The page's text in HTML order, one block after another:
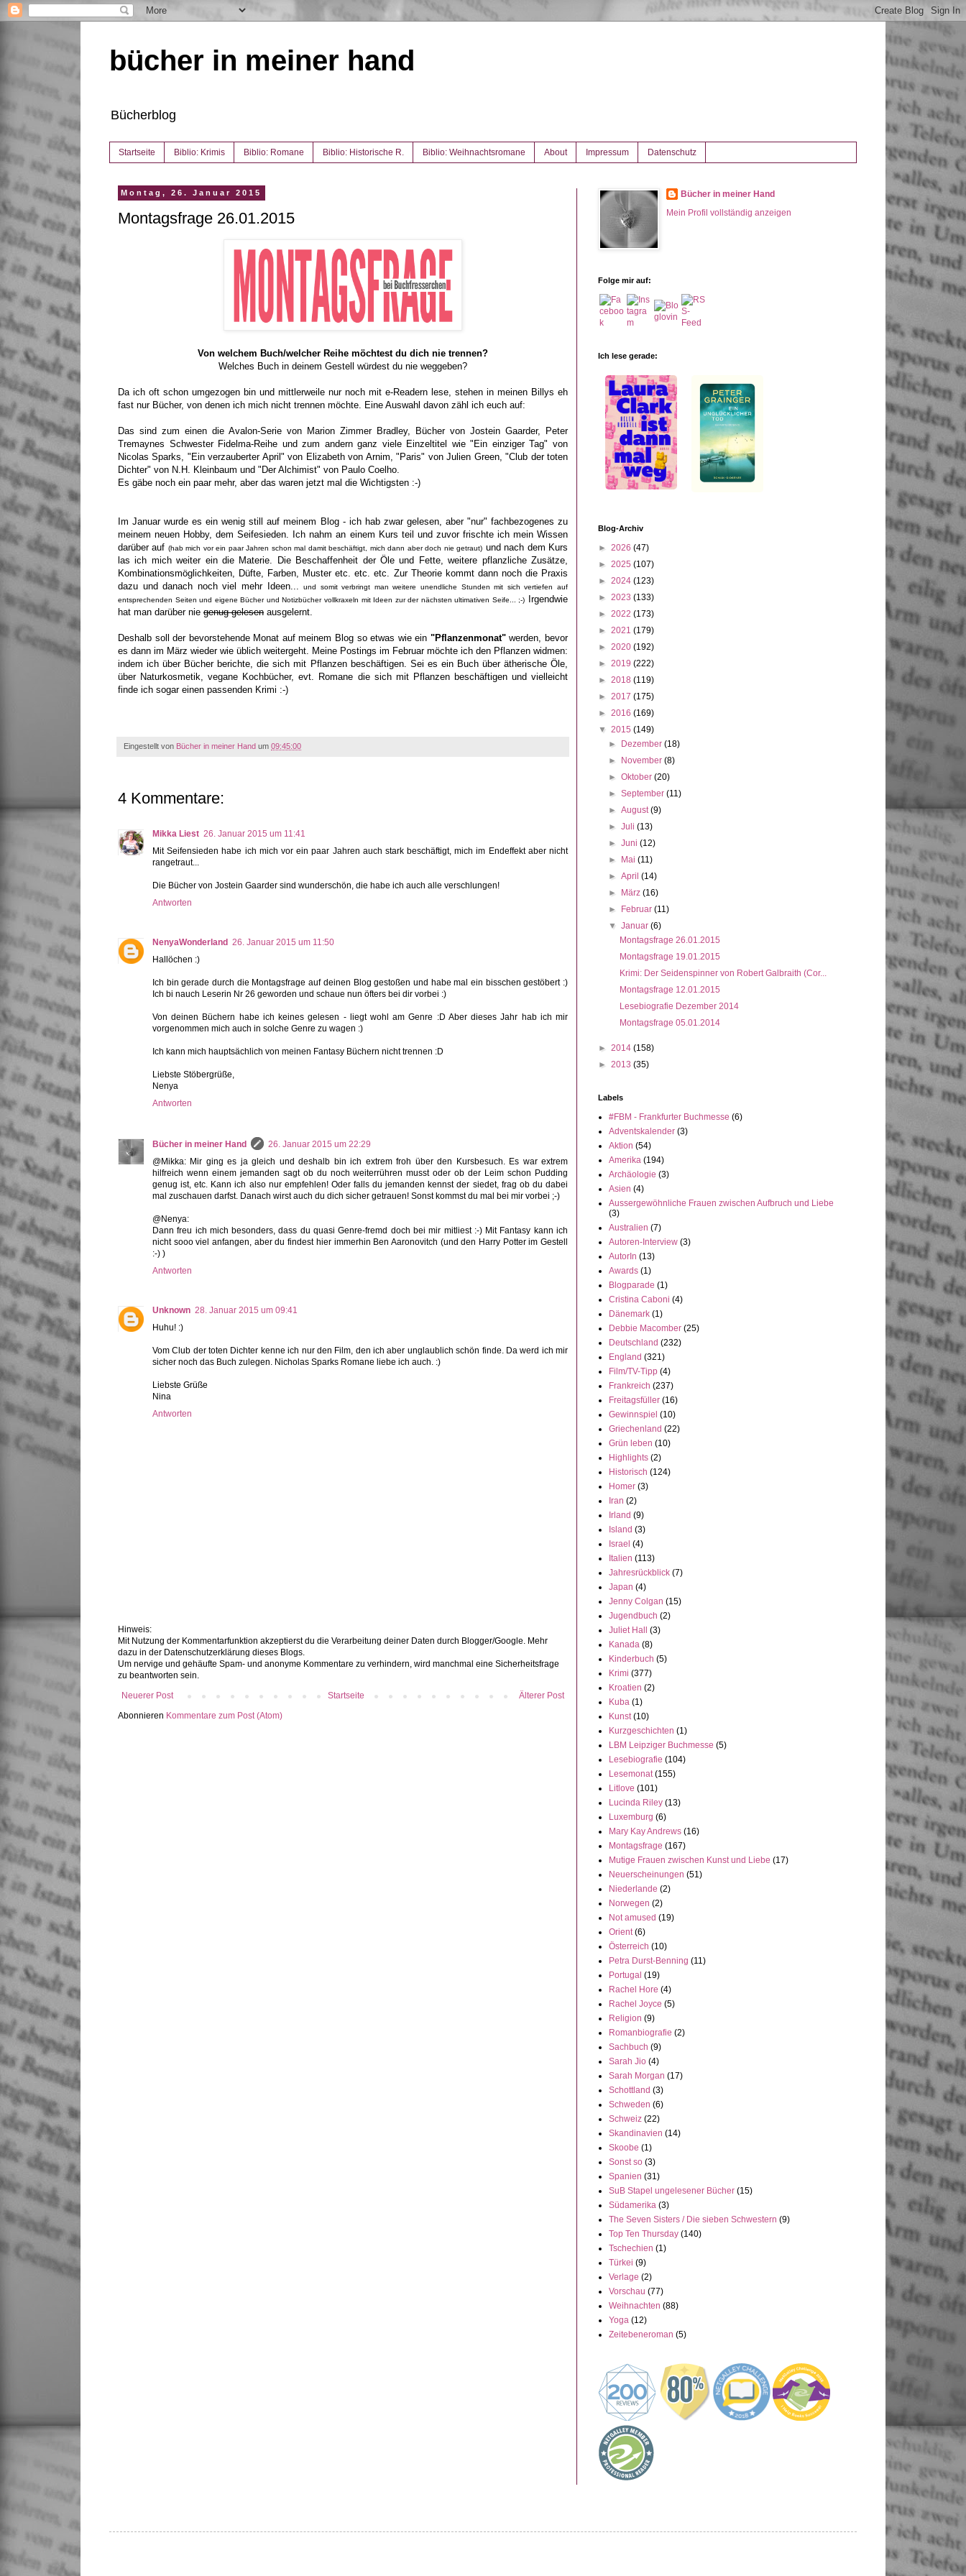
bücher in meiner hand
Bücherblog
Startseite Biblio: Krimis Biblio: Romane Biblio: Historische R. Biblio: Weihnachtsromane About Impressum Datenschutz
Montag, 26. Januar 2015
Montagsfrage 26.01.2015
Von welchem Buch/welcher Reihe möchtest du dich nie trennen?
Welches Buch in deinem Gestell würdest du nie weggeben?
Da ich oft schon umgezogen bin und mittlerweile nur noch mit e-Readern lese, stehen in meinen Billys eh
fast nur Bücher, von denen ich mich nicht trennen möchte. Eine Auswahl davon zähl ich euch auf:
Das sind zum einen die Avalon-Serie von Marion Zimmer Bradley, Bücher von Jostein Gaarder, Peter
Tremaynes Schwester Fidelma-Reihe und zum andern ganz viele Einzeltitel wie "Ein einziger Tag" von
Nicolas Sparks, "Ein verzauberter April" von Elizabeth von Arnim, "Paris" von Julien Green, "Club der toten
Dichter" von N.H. Kleinbaum und "Der Alchimist" von Paulo Coelho.
Es gäbe noch ein paar mehr, aber das waren jetzt mal die Wichtigsten :-)
Im Januar wurde es ein wenig still auf meinem Blog - ich hab zwar gelesen, aber "nur" fachbezogenes zu
meinem neuen Hobby, dem Seifesieden. Ich nahm an einem Kurs teil und zuvor frischte ich mein Wissen
darüber auf (hab mich vor ein paar Jahren schon mal damit beschäftigt, mich dann aber doch nie getraut) und nach dem Kurs
las ich mich weiter ein die Materie. Die Beschaffenheit der Öle und Fette, weitere pflanzliche Zusätze,
Kombinationsmöglichkeiten, Düfte, Farben, Muster etc. etc. etc. Zur Theorie kommt dann noch die Praxis
dazu und danach noch viel mehr Ideen...und somit verbringt man weitere unendliche Stunden mit sich vertiefen auf
entsprechenden Seiten und eigene Bücher und Notizbücher vollkraxeln mit Ideen zur der nächsten ultimativen Seife... ;-)
Irgendwie
hat man darüber nie genug gelesen ausgelernt.
Deshalb soll der bevorstehende Monat auf meinem Blog so etwas wie ein "Pflanzenmonat"werden, bevor
es dann im März wieder wie üblich weitergeht. Meine Postings im Februar möchte ich den Pflanzen widmen:
indem ich über Bücher berichte, die sich mit Pflanzen beschäftigen. Sei es ein Buch über ätherische Öle,
über Naturkosmetik, vegane Kochbücher, evt. Romane die sich mit Pflanzen beschäftigen und vielleicht
finde ich sogar einen passenden Krimi :-)
Eingestellt von Bücher in meiner Hand um 09:45:00
4 Kommentare:
Mikka Liest 26. Januar 2015 um 11:41
Mit Seifensieden habe ich mich vor ein paar Jahren auch stark beschäftigt, mich im Endeffekt aber nicht
rangetraut...
Die Bücher von Jostein Gaarder sind wunderschön, die habe ich auch alle verschlungen!
Antworten
NenyaWonderland 26. Januar 2015 um 11:50
Hallöchen :)
Ich bin gerade durch die Montagsfrage auf deinen Blog gestoßen und habe mal ein bisschen gestöbert :)
Ich bi nauch Leserin Nr 26 geworden und schaue nun öfters bei dir vorbei :)
Von deinen Büchern habe ich keines gelesen - liegt wohl am Genre :D Aber dieses Jahr hab ich mir
vorgenommen mich auch in solche Genre zu wagen :)
Ich kann mich hauptsächlich von meinen Fantasy Büchern nicht trennen :D
Liebste Stöbergrüße,
Nenya
Antworten
Bücher in meiner Hand
26. Januar 2015 um 22:29
@Mikka: Mir ging es ja gleich und deshalb bin ich extrem froh über den Kursbesuch. Es war extrem
hilfreich wenn einem jemanden sagt ob du noch weiterrühren musst oder ob der Leim schon Pudding
genug ist, etc. Kann ich also nur empfehlen! Oder falls du jemanden kennst der siedet, frag ob du dabei
mal zuschauen darfst. Danach wirst auch du dich sicher getrauen! Sonst kommst du mal bei mir vorbei ;-)
@Nenya:
Dann freu ich mich besonders, dass du quasi Genre-fremd doch bei mir mitliest :-) Mit Fantasy kann ich
nicht sooo viel anfangen, aber du findest hier immerhin Ben Aaronovitch (und den Harry Potter im Gestell
:-) )
Antworten
Unknown 28. Januar 2015 um 09:41
Huhu! :)
Vom Club der toten Dichter kenne ich nur den Film, den ich aber unglaublich schön finde. Da werd ich mir
sicher noch das Buch zulegen. Nicholas Sparks Romane liebe ich auch. :)
Liebste Grüße
Nina
Antworten
Hinweis:
Mit Nutzung der Kommentarfunktion akzeptierst du die Verarbeitung deiner Daten durch Blogger/Google. Mehr
dazu in der Datenschutzerklärung dieses Blogs.
Um nervige und gehäufte Spam- und anonyme Kommentare zu verhindern, wird manchmal eine Sicherheitsfrage
zu beantworten sein.
Neuerer Post
Älterer Post
Startseite
Abonnieren Kommentare zum Post (Atom)
Bücher in meiner Hand
Mein Profil vollständig anzeigen
Folge mir auf:
Ich lese gerade:
Blog-Archiv
► 2026 (47)
► 2025 (107)
► 2024 (123)
► 2023 (133)
► 2022 (173)
► 2021 (179)
► 2020 (192)
► 2019 (222)
► 2018 (119)
► 2017 (175)
► 2016 (169)
▼ 2015 (149)
►
Dezember(18)
►
November(8)
►Oktober(20)
►September(11)
►August(9)
►Juli(13)
►Juni(12)
►
Mai(11)
►April(14)
►
März(16)
►
Februar(11)
▼Januar(6)
Montagsfrage 26.01.2015
Montagsfrage 19.01.2015
Krimi: Der Seidenspinner von Robert Galbraith (Cor...
Montagsfrage 12.01.2015
Lesebiografie Dezember 2014
Montagsfrage 05.01.2014
► 2014 (158)
► 2013 (35)
Labels
#FBM - Frankfurter Buchmesse (6)
Adventskalender (3)
Aktion (54)
Amerika (194)
Archäologie (3)
Asien (4)
Aussergewöhnliche Frauen zwischen Aufbruch und Liebe
(3)
Australien (7)
Autoren-Interview (3)
AutorIn (13)
Awards (1)
Blogparade (1)
Cristina Caboni (4)
Dänemark (1)
Debbie Macomber (25)
Deutschland (232)
England (321)
Film/TV-Tipp (4)
Frankreich (237)
Freitagsfüller (16)
Gewinnspiel (10)
Griechenland (22)
Grün leben (10)
Highlights (2)
Historisch (124)
Homer (3)
Iran (2)
Irland (9)
Island (3)
Israel (4)
Italien (113)
Jahresrückblick (7)
Japan (4)
Jenny Colgan (15)
Jugendbuch (2)
Juliet Hall
(3)
Kanada (8)
Kinderbuch (5)
Krimi (377)
Kroatien (2)
Kuba (1)
Kunst (10)
Kurzgeschichten (1)
LBM Leipziger Buchmesse (5)
Lesebiografie (104)
Lesemonat (155)
Litlove (101)
Lucinda Riley (13)
Luxemburg (6)
Mary Kay Andrews (16)
Montagsfrage (167)
Mutige Frauen zwischen Kunst und Liebe (17)
Neuerscheinungen (51)
Niederlande (2)
Norwegen (2)
Not amused (19)
Orient (6)
Österreich (10)
Petra Durst-Benning (11)
Portugal (19)
Rachel Hore (4)
Rachel Joyce (5)
Religion (9)
Romanbiografie (2)
Sachbuch (9)
Sarah Jio (4)
Sarah Morgan (17)
Schottland (3)
Schweden (6)
Schweiz (22)
Skandinavien (14)
Skoobe (1)
Sonst so (3)
Spanien (31)
SuB Stapel ungelesener Bücher (15)
Südamerika (3)
The Seven Sisters / Die sieben Schwestern (9)
Top Ten Thursday (140)
Tschechien (1)
Türkei (9)
Verlage (2)
Vorschau (77)
Weihnachten (88)
Yoga (12)
Zeitebeneroman (5)